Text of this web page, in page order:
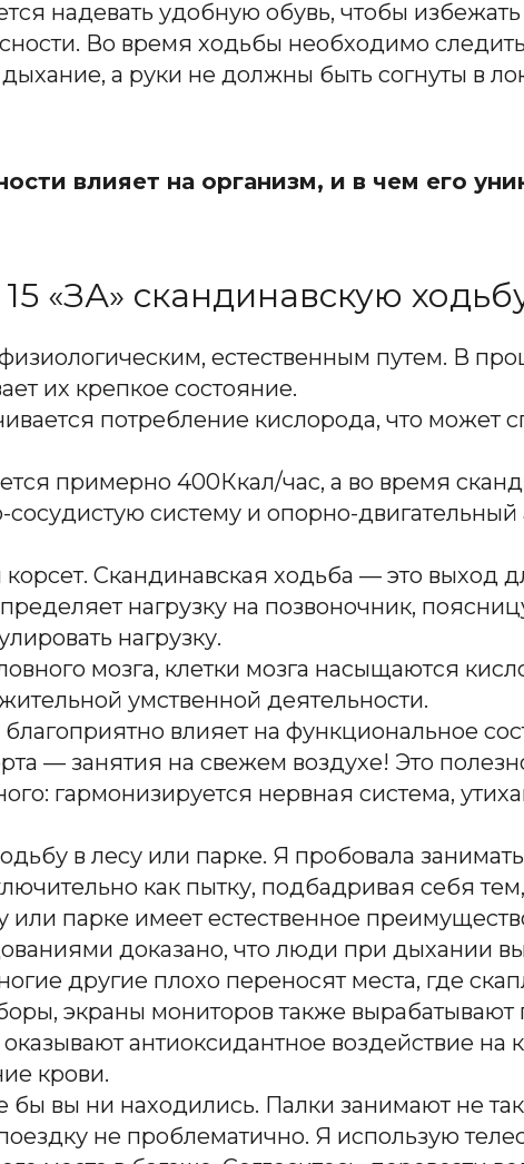
надевать удобную обувь, чтобы избежать
Во время ходьбы необходимо
а руки не должны быть согнуты в
влияет на организм, и в чем его
15 «ЗА» скандинавскую
естественным путем. В
их крепкое состояние.
потребление кислорода, что может
примерно 400Ккал/час, а во время
систему и опорно-
Скандинавская ходьба — это выход
нагрузку на позвоночник,
нагрузку.
мозга, клетки мозга насыщаются
умственной деятельности.
влияет на функциональное
— занятия на свежем воздухе! Это
гармонизируется нервная система,
в лесу или парке. Я пробовала
как пытку, подбадривая себя
или парке имеет естественное
доказано, что люди при дыхании
другие плохо переносят места, где
экраны мониторов также
антиоксидантное воздействие на
крови.
вы ни находились. Палки занимают не так
не проблематично. Я использую